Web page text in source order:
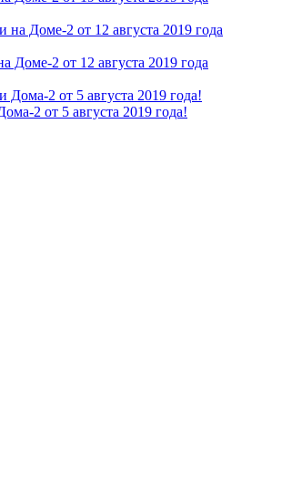
Доме-2 от 12 августа 2019 года
2 от 5 августа 2019 года!